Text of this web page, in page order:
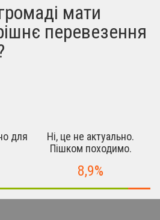
мати
перевезення
для
Ні, це не актуально.
Пішком походимо.
8,9%